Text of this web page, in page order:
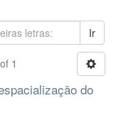
Ir
1
do